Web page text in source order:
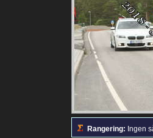
Rangering: Ingen